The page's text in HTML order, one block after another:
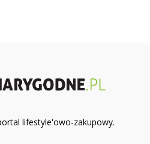
lifestyle'owo-zakupowy.